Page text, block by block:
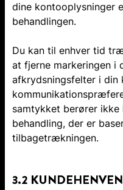
dine kontooplysninger
behandlingen.
Du kan til enhver tid
at fjerne markeringen i
afkrydsningsfelter i din
samtykket berører
behandling, der er
tilbagetrækningen.
3.2